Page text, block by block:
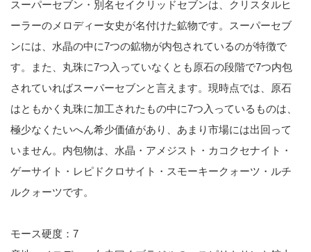
スーパーセブン・別名セイクリッドセブンは、クリスタルヒ
ーラーのメロディー女史が名付けた鉱物です。スーパーセブ
ンには、水晶の中に7つの鉱物が内包されているのが特徴で
す。また、丸珠に7つ入っていなくとも原石の段階で7つ内包
されていればスーパーセブンと言えます。現時点では、原石
はともかく丸珠に加工されたもの中に7つ入っているものは、
極少なくたいへん希少価値があり、あまり市場には出回って
いません。内包物は、水晶・アメジスト・カコクセナイト・
ゲーサイト・レピドクロサイト・スモーキークォーツ・ルチ
ルクォーツです。
モース硬度：7